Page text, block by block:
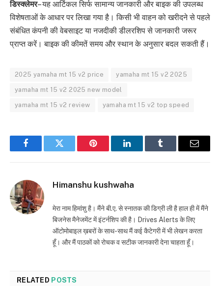
डिस्क्लेमर– यह आर्टिकल सिर्फ सामान्य जानकारी और बाइक की उपलब्ध
विशेषताओं के आधार पर लिखा गया है। किसी भी वाहन को खरीदने से पहले
संबंधित कंपनी की वेबसाइट या नजदीकी डीलरशिप से जानकारी जरूर
प्राप्त करें। बाइक की कीमतें समय और स्थान के अनुसार बदल सकती हैं।
2025 yamaha mt 15 v2 price yamaha mt 15 v2 2025
yamaha mt 15 v2 2025 new model
yamaha mt 15 v2 review yamaha mt 15 v2 top speed
FacebookTwitter Pinterest LinkedInTumblr Email
Himanshu kushwaha
मेरा नाम हिमांशु है। मैंने बी.ए. से स्नातक की डिग्री ली है हाल ही में मैंने
बिजनेस मैनेजमेंट में इंटर्नशिप की है। Drives Alerts के लिए
ऑटोमोबाइल ख़बरों के साथ-साथ मैं कई कैटेगरी में भी लेखन करता
हूँ। और मैं पाठकों को रोचक व सटीक जानकारी देना चाहता हूँ।
RELATED POSTS